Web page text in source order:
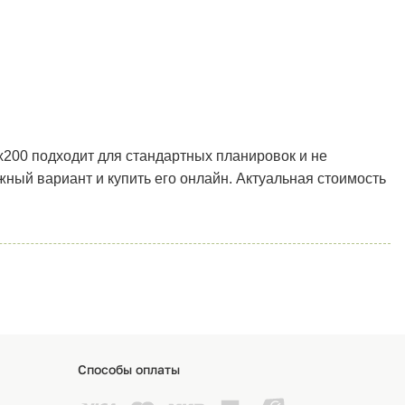
подходит для стандартных планировок и не
вариант и купить его онлайн. Актуальная стоимость
Способы оплаты